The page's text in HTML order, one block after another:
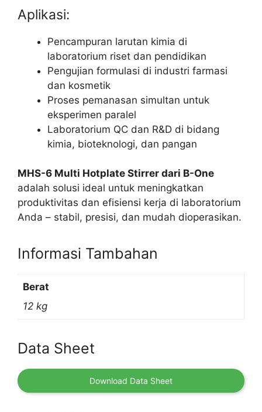
Aplikasi:
Pencampuran larutan kimia di
laboratorium riset dan pendidikan
Pengujian formulasi di industri farmasi
dan kosmetik
Proses pemanasan simultan untuk
eksperimen paralel
Laboratorium QC dan R&D di bidang
kimia, bioteknologi, dan pangan
MHS-6 Multi Hotplate Stirrer dari B-One
adalah solusi ideal untuk meningkatkan
produktivitas dan efisiensi kerja di laboratorium
Anda – stabil, presisi, dan mudah dioperasikan.
Informasi Tambahan
Berat
12 kg
Data Sheet
Download Data Sheet